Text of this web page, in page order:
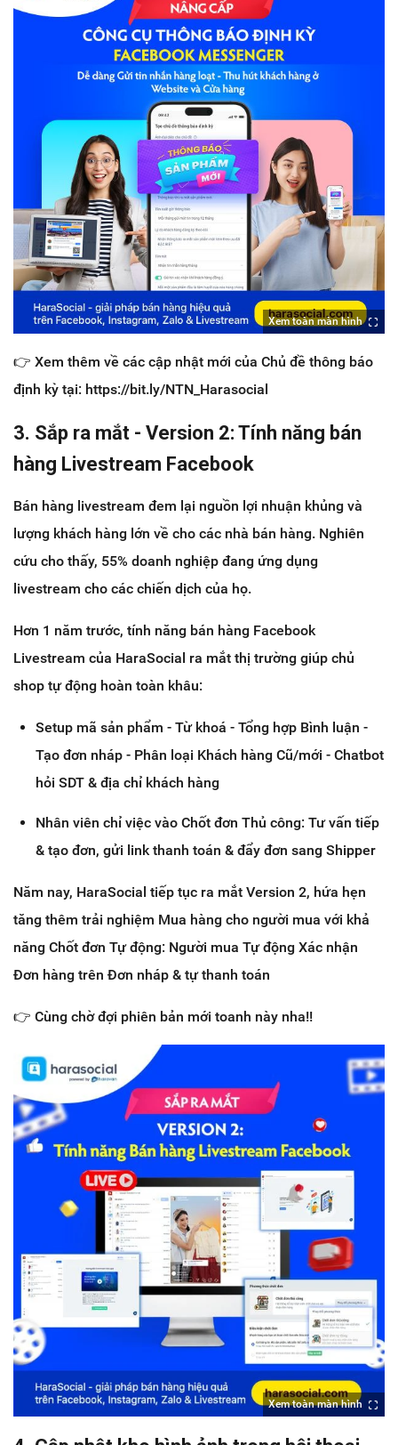
Xem toàn màn hình
👉 Xem thêm về các cập nhật mới của Chủ đề thông báo
định kỳ tại: https://bit.ly/NTN_Harasocial
3. Sắp ra mắt - Version 2: Tính năng bán
hàng Livestream Facebook
Bán hàng livestream đem lại nguồn lợi nhuận khủng và
lượng khách hàng lớn về cho các nhà bán hàng. Nghiên
cứu cho thấy, 55% doanh nghiệp đang ứng dụng
livestream cho các chiến dịch của họ.
Hơn 1 năm trước, tính năng bán hàng Facebook
Livestream của HaraSocial ra mắt thị trường giúp chủ
shop tự động hoàn toàn khâu:
Setup mã sản phẩm - Từ khoá - Tổng hợp Bình luận -
Tạo đơn nháp - Phân loại Khách hàng Cũ/mới - Chatbot
hỏi SDT & địa chỉ khách hàng
Nhân viên chỉ việc vào Chốt đơn Thủ công: Tư vấn tiếp
& tạo đơn, gửi link thanh toán & đẩy đơn sang Shipper
Năm nay, HaraSocial tiếp tục ra mắt Version 2, hứa hẹn
tăng thêm trải nghiệm Mua hàng cho người mua với khả
năng Chốt đơn Tự động: Người mua Tự động Xác nhận
Đơn hàng trên Đơn nháp & tự thanh toán
👉 Cùng chờ đợi phiên bản mới toanh này nha!!
Xem toàn màn hình